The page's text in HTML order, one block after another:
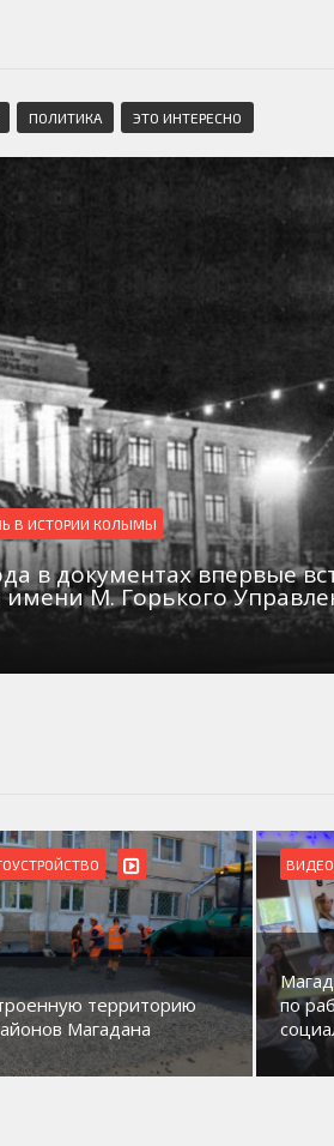
ПОЛИТИКА ЭТО ИНТЕРЕСНО
В ИСТОРИИ КОЛЫМЫ
в документах впервые
имени М. Горького
территорию
Магадана
по